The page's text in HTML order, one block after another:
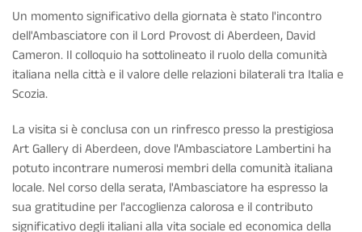
Un momento significativo della giornata è stato l'incontro
dell'Ambasciatore con il Lord Provost di Aberdeen, David
Cameron. Il colloquio ha sottolineato il ruolo della comunità
italiana nella città e il valore delle relazioni bilaterali tra Italia e
Scozia.
La visita si è conclusa con un rinfresco presso la prestigiosa
Art Gallery di Aberdeen, dove l'Ambasciatore Lambertini ha
potuto incontrare numerosi membri della comunità italiana
locale. Nel corso della serata, l'Ambasciatore ha espresso la
sua gratitudine per l'accoglienza calorosa e il contributo
significativo degli italiani alla vita sociale ed economica della